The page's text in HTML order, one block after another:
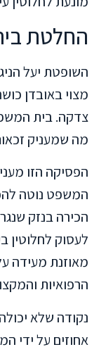
החלטת
השופטת יעל
מצוי באובדן
צדקה. בית
מה שמעניק
הפסיקה הזו
המשפט נוטה
הכירה בנזק
לעסוק לחלוטין
מאוזנת מעידה
הרפואיות
אחוזים על ידי